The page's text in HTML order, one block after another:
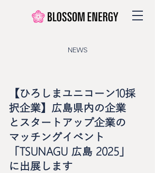
【ひろしまユニコーン10採
択企業】広島県内の企業
とスタートアップ企業の
マッチングイベント
「TSUNAGU 広島 2025」
に出展します
NEWS